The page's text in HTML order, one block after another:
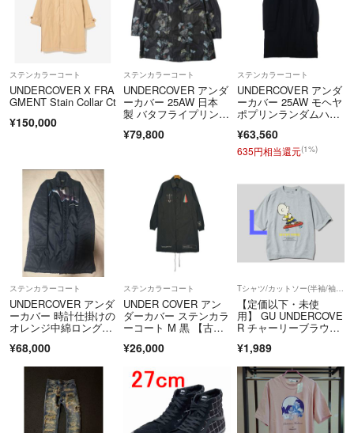
ステンカラーコート
UNDERCOVER X FRA
GMENT Stain Collar Ct
¥150,000
ステンカラーコート
UNDERCOVER アンダ
ーカバー 25AW 日本
製 バタフライプリン
ーコート UC2E430
品】【中古】【UNDE
RCOVER】
¥79,800
ステンカラーコート
UNDERCOVER アンダ
ーカバー 25AW モヘヤ
ポプリンランダムハ
カラーコート ブラッ
ク UC2E4307
¥63,560
635円相当還元(1%)
ステンカラーコート
UNDERCOVER アンダ
ーカバー 時計仕掛けの
オレンジ中綿ロングコ
¥68,000
ステンカラーコート
UNDER COVER アン
ダーカバー ステンカラ
ーコート M 黒 【古
料】
¥26,000
Tシャツ/カットソー(半袖/袖なし)
【定価以下・未使
用】 GU UNDERCOVE
R チャーリーブラウ
¥1,989